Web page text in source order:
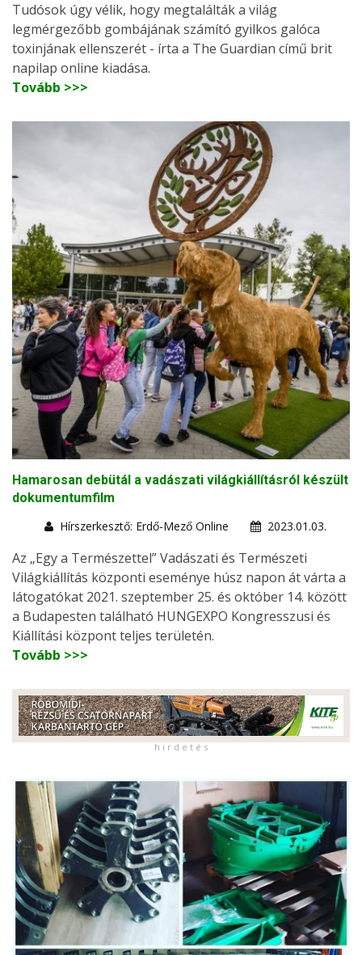
Tudósok úgy vélik, hogy megtalálták a világ
legmérgezőbb gombájának számító gyilkos galóca
toxinjának ellenszerét - írta a The Guardian című brit
napilap online kiadása.
Tovább >>>
Hamarosan debütál a vadászati világkiállításról készült
dokumentumfilm
Hírszerkesztő: Erdő-Mező Online
2023.01.03.
Az „Egy a Természettel” Vadászati és Természeti
Világkiállítás központi eseménye húsz napon át várta a
látogatókat 2021. szeptember 25. és október 14. között
a Budapesten található HUNGEXPO Kongresszusi és
Kiállítási központ teljes területén.
Tovább >>>
h i r d e t é s